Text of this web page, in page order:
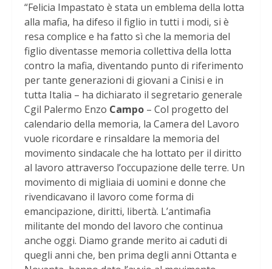
“Felicia Impastato è stata un emblema della lotta
alla mafia, ha difeso il figlio in tutti i modi, si è
resa complice e ha fatto sì che la memoria del
figlio diventasse memoria collettiva della lotta
contro la mafia, diventando punto di riferimento
per tante generazioni di giovani a Cinisi e in
tutta Italia – ha dichiarato il segretario generale
Cgil Palermo Enzo Campo – Col progetto del
calendario della memoria, la Camera del Lavoro
vuole ricordare e rinsaldare la memoria del
movimento sindacale che ha lottato per il diritto
al lavoro attraverso l’occupazione delle terre. Un
movimento di migliaia di uomini e donne che
rivendicavano il lavoro come forma di
emancipazione, diritti, libertà. L’antimafia
militante del mondo del lavoro che continua
anche oggi. Diamo grande merito ai caduti di
quegli anni che, ben prima degli anni Ottanta e